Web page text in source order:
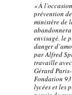
«À
prévention
ministère de
envisagé. le
danger
par Alfred
travaille
Gérard
Fondation
lycées et les